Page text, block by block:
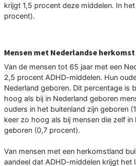
krijgt 1,5 procent deze middelen. In
procent).
Mensen met Nederlandse
Van de mensen tot 65 jaar met een
2,5 procent ADHD-middelen. Hun
Nederland geboren. Dit percentage is
hoog als bij in Nederland geboren
ouders in het buitenland zijn geboren
keer zo hoog als bij mensen die zelf in
geboren (0,7 procent).
Van mensen met een herkomstland
aandeel dat ADHD-middelen krijgt het